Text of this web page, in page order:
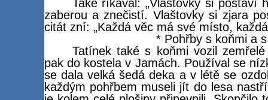
Také říkával: „Vlaštovky si postaví
zaberou a znečistí. Vlaštovky si zjara
citát zní: „Každá věc má své místo,
* Pohřby s koňmi a
Tatínek také s koňmi vozil
pak do kostela v Jamách. Používal se
se dala velká šedá deka a v létě se
každým pohřbem museli jít do lesa